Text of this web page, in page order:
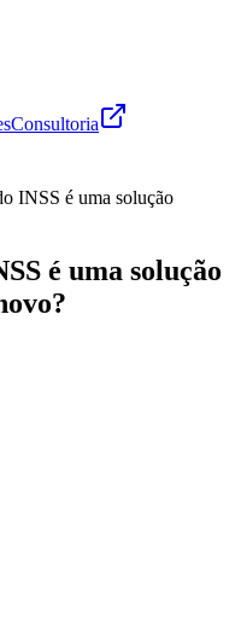
Consultoria
INSS é uma solução
é uma solução